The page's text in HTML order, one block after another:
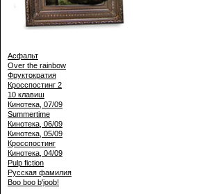
Асфальт
Over the rainbow
Фруктократия
Кросспостинг 2
10 клавиш
Кинотека, 07/09
Summertime
Кинотека, 06/09
Кинотека, 05/09
Кросспостинг
Кинотека, 04/09
Pulp fiction
Русская фамилия
Boo boo b'joob!